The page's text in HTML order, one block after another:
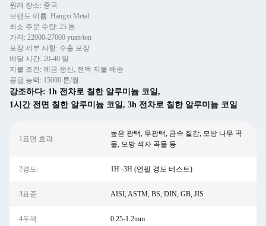
원래 장소: 중국
브랜드 이름: Hangxi Metal
최소 주문 수량: 25 톤
가격: 22000-27000 yuan/ton
포장 세부 사항: 수출 포장
배달 시간: 20-40 일
지불 조건: 예금 생산, 전액 지불 배송
공급 능력: 15000 톤/월
강조하다: 1h 전차로 칠한 알루미늄 코일,
1시간 전면 칠한 알루미늄 코일, 3h 전차로 칠한 알루미늄 코일
1표면 효과:
높은 광택, 무광택, 금속 질감, 모방 나무 곡
물, 모방 석자 곡물 등
2경도: 1H -3H (연필 경도 테스트)
3표준: AISI, ASTM, BS, DIN, GB, JIS
4두께: 0.25-1.2mm